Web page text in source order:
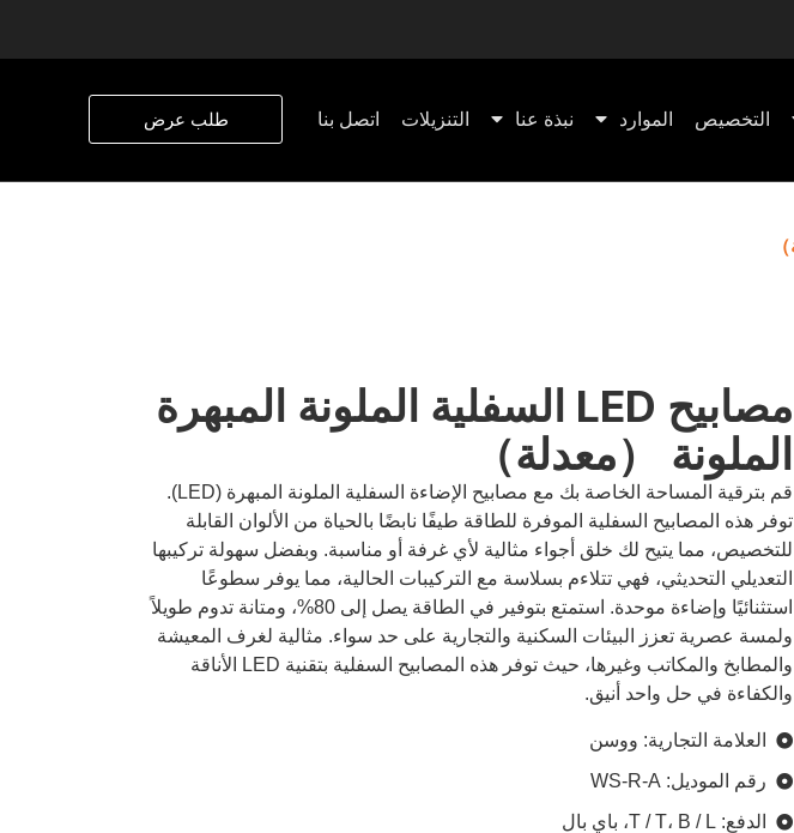
التخصيص الموارد نبذة عنا التنزيلات اتصل بنا طلب عرض
مصابيح LED السفلية الملونة المبهرة
الملونة （معدلة）
قم بترقية المساحة الخاصة بك مع مصابيح الإضاءة السفلية الملونة المبهرة (LED).
توفر هذه المصابيح السفلية الموفرة للطاقة طيفًا نابضًا بالحياة من الألوان القابلة
للتخصيص، مما يتيح لك خلق أجواء مثالية لأي غرفة أو مناسبة. وبفضل سهولة تركيبها
التعديلي التحديثي، فهي تتلاءم بسلاسة مع التركيبات الحالية، مما يوفر سطوعًا
استثنائيًا وإضاءة موحدة. استمتع بتوفير في الطاقة يصل إلى 80%، ومتانة تدوم طويلاً
ولمسة عصرية تعزز البيئات السكنية والتجارية على حد سواء. مثالية لغرف المعيشة
والمطابخ والمكاتب وغيرها، حيث توفر هذه المصابيح السفلية بتقنية LED الأناقة
والكفاءة في حل واحد أنيق.
العلامة التجارية: ووسن
رقم الموديل: WS-R-A
الدفع: T / T، B / L، باي بال